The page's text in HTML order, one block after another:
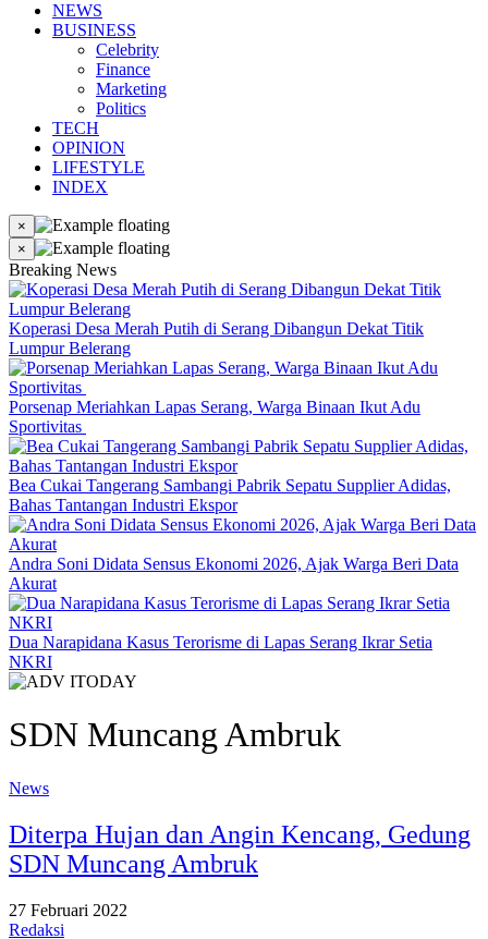
NEWS
BUSINESS
Celebrity
Finance
Marketing
Politics
TECH
OPINION
LIFESTYLE
INDEX
×
×
Breaking News
Koperasi Desa Merah Putih di Serang Dibangun Dekat Titik
Lumpur Belerang
Porsenap Meriahkan Lapas Serang, Warga Binaan Ikut Adu
Sportivitas
Bea Cukai Tangerang Sambangi Pabrik Sepatu Supplier Adidas,
Bahas Tantangan Industri Ekspor
Andra Soni Didata Sensus Ekonomi 2026, Ajak Warga Beri Data
Akurat
Dua Narapidana Kasus Terorisme di Lapas Serang Ikrar Setia
NKRI
SDN Muncang Ambruk
News
Diterpa Hujan dan Angin Kencang, Gedung
SDN Muncang Ambruk
27 Februari 2022
Redaksi